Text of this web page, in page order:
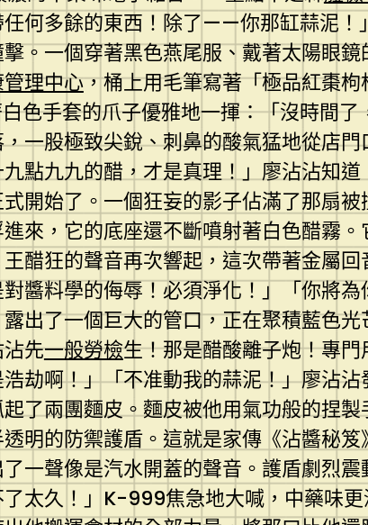
何多餘的東西！除了——你那缸蒜泥
。一個穿著黑色燕尾服、戴著太陽眼
理中心，桶上用毛筆寫著「極品紅棗
色手套的爪子優雅地一揮：「沒時間
一股極致尖銳、刺鼻的酸氣猛地從店
點九九的醋，才是真理！」廖沾沾知
開始了。一個狂妄的影子佔滿了那扇
來，它的底座還不斷噴射著白色醋霧
醋狂的聲音再次響起，這次帶著金屬
醬料學的侮辱！必須淨化！」「你將
出了一個巨大的管口，正在聚積藍色
先一般勞檢生！那是醋酸離子炮！專
劫啊！」「不准動我的蒜泥！」廖沾
了兩團麵皮。麵皮被他用氣功般的捏
明的防禦護盾。這就是家傳《沾醬秘
一聲像是汽水開蓋的聲音。護盾劇烈
了太久！」K-999焦急地大喊，中藥味